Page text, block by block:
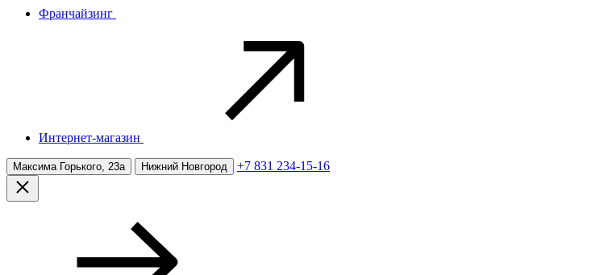
Франчайзинг
Интернет-магазин
Максима Горького, 23а Нижний Новгород +7 831 234-15-16